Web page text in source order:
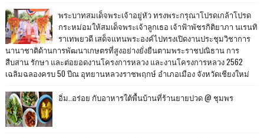
พระบาทสมเด็จพระเจ้าอยู่หัว ทรงพระกรุณาโปรดเกล้าโปรด
กระหม่อมให้สมเด็จพระเจ้าลูกเธอ เจ้าฟ้าพัชรกิติยาภา นเรนทิ
ราเทพยวดี เสด็จแทนพระองค์ไปทรงเปิดงานประชุมวิชาการ
นานาชาติด้านการพัฒนาเกษตรที่สูงอย่างยั่งยืนตามพระราชปณิธาน การ
สืบสาน รักษา และต่อยอดงานโครงการหลวง และงานโครงการหลวง 2562
เฉลิมฉลองครบ 50 ปีณ อุทยานหลวงราชพฤกษ์ อำเภอเมือง จังหวัดเชียงใหม่
อิ่ม..อร่อย กับอาหารใต้พื้นบ้านที่ร้านยายปวด @ ชุมพร